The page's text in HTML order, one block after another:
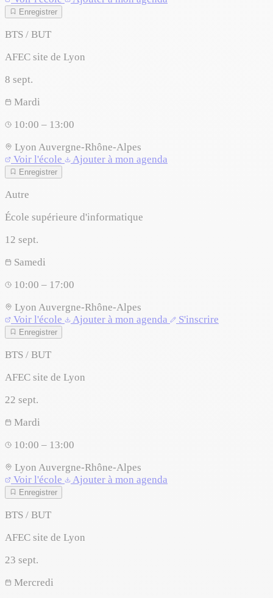
Enregistrer
BTS / BUT
AFEC site de Lyon
8 sept.
Mardi
10:00 – 13:00
Lyon Auvergne-Rhône-Alpes
Voir l'école
Ajouter à mon agenda
Enregistrer
Autre
École supérieure d'informatique
12 sept.
Samedi
10:00 – 17:00
Lyon Auvergne-Rhône-Alpes
Voir l'école
Ajouter à mon agenda S'inscrire
Enregistrer
BTS / BUT
AFEC site de Lyon
22 sept.
Mardi
10:00 – 13:00
Lyon Auvergne-Rhône-Alpes
Voir l'école
Ajouter à mon agenda
Enregistrer
BTS / BUT
AFEC site de Lyon
23 sept.
Mercredi